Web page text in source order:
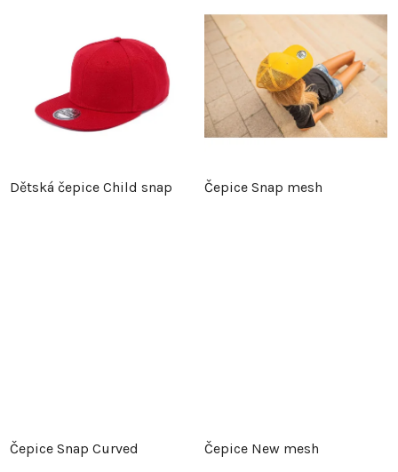
Dětská čepice Child snap Čepice Snap mesh
Čepice Snap Curved Čepice New mesh